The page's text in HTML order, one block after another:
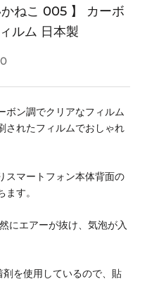
ねこ 005 】 カーボ
ルム 日本製
ン調でクリアなフィルム
されたフィルムでおしゃれ
マートフォン本体背面の
す。
にエアーが抜け、気泡が入
を使用しているので、貼